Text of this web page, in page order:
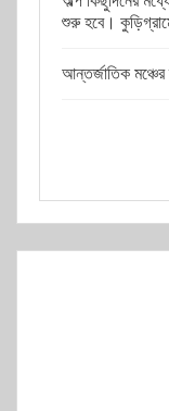
শুরু হবে।
আন্তর্জাতিক মঞ্চের